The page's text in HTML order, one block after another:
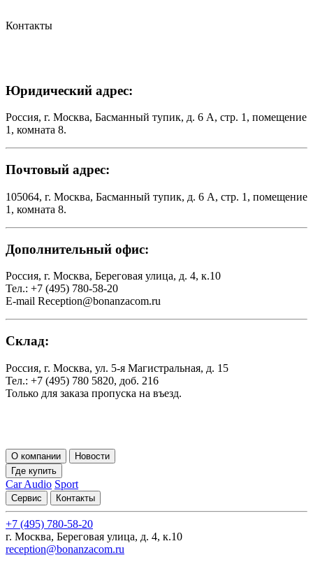
Контакты
Юридический адрес:
Россия, г. Москва, Басманный тупик, д. 6 А, стр. 1, помещение
1, комната 8.
Почтовый адрес:
105064, г. Москва, Басманный тупик, д. 6 А, стр. 1, помещение
1, комната 8.
Дополнительный офис:
Россия, г. Москва, Береговая улица, д. 4, к.10
Тел.: +7 (495) 780-58-20
E-mail Reception@bonanzacom.ru
Склад:
Россия, г. Москва, ул. 5-я Магистральная, д. 15
Тел.: +7 (495) 780 5820, доб. 216
Только для заказа пропуска на въезд.
О компании
Новости
Где купить
Car Audio Sport
Сервис Контакты
+7 (495) 780-58-20
г. Москва, Береговая улица, д. 4, к.10
reception@bonanzacom.ru